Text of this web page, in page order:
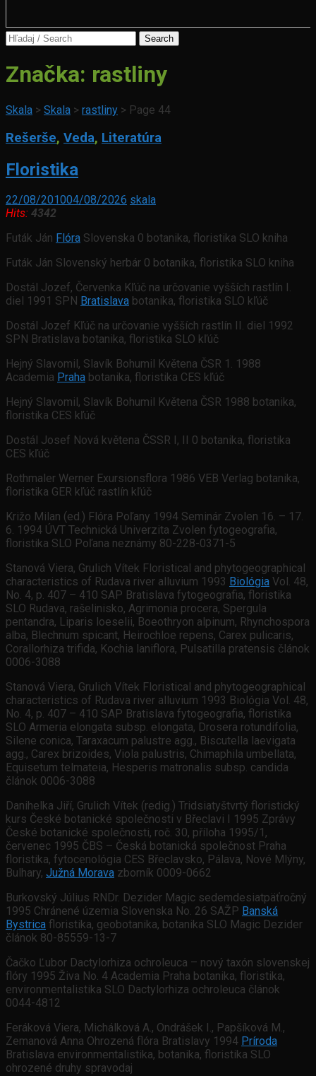
Search
Značka: rastliny
Skala > Skala > rastliny > Page 44
Rešerše, Veda, Literatúra
Floristika
22/08/201004/08/2026 skala
Hits: 4342
Futák Ján Flóra Slovenska 0 botanika, floristika SLO kniha
Futák Ján Slovenský herbár 0 botanika, floristika SLO kniha
Dostál Jozef, Červenka Kľúč na určovanie vyšších rastlín I.
diel 1991 SPN Bratislava botanika, floristika SLO kľúč
Dostál Jozef Kľúč na určovanie vyšších rastlín II. diel 1992
SPN Bratislava botanika, floristika SLO kľúč
Hejný Slavomil, Slavík Bohumil Květena ČSR 1. 1988
Academia Praha botanika, floristika CES kľúč
Hejný Slavomil, Slavík Bohumil Květena ČSR 1988 botanika,
floristika CES kľúč
Dostál Josef Nová květena ČSSR I, II 0 botanika, floristika
CES kľúč
Rothmaler Werner Exursionsflora 1986 VEB Verlag botanika,
floristika GER kľúč rastlín kľúč
Križo Milan (ed.) Flóra Poľany 1994 Seminár Zvolen 16. – 17.
6. 1994 ÚVT Technická Univerzita Zvolen fytogeografia,
floristika SLO Poľana neznámy 80-228-0371-5
Stanová Viera, Grulich Vítek Floristical and phytogeographical
characteristics of Rudava river alluvium 1993 Biológia Vol. 48,
No. 4, p. 407 – 410 SAP Bratislava fytogeografia, floristika
SLO Rudava, rašelinisko, Agrimonia procera, Spergula
pentandra, Liparis loeselii, Boeothryon alpinum, Rhynchospora
alba, Blechnum spicant, Heirochloe repens, Carex pulicaris,
Corallorhiza trifida, Kochia laniflora, Pulsatilla pratensis článok
0006-3088
Stanová Viera, Grulich Vítek Floristical and phytogeographical
characteristics of Rudava river alluvium 1993 Biológia Vol. 48,
No. 4, p. 407 – 410 SAP Bratislava fytogeografia, floristika
SLO Armeria elongata subsp. elongata, Drosera rotundifolia,
Silene conica, Taraxacum palustre agg., Biscutella laevigata
agg., Carex brizoides, Viola palustris, Chimaphila umbellata,
Equisetum telmateia, Hesperis matronalis subsp. candida
článok 0006-3088
Danihelka Jiří, Grulich Vítek (redig.) Tridsiatyštvrtý floristický
kurs České botanické společnosti v Břeclavi I 1995 Zprávy
České botanické společnosti, roč. 30, příloha 1995/1,
červenec 1995 ČBS – Česká botanická společnost Praha
floristika, fytocenológia CES Břeclavsko, Pálava, Nové Mlýny,
Bulhary, Južná Morava zborník 0009-0662
Burkovský Július RNDr. Dezider Magic sedemdesiatpäťročný
1995 Chránené územia Slovenska No. 26 SAŽP Banská
Bystrica floristika, geobotanika, botanika SLO Magic Dezider
článok 80-85559-13-7
Čačko Ľubor Dactylorhiza ochroleuca – nový taxón slovenskej
flóry 1995 Živa No. 4 Academia Praha botanika, floristika,
environmentalistika SLO Dactylorhiza ochroleuca článok
0044-4812
Feráková Viera, Michálková A., Ondrášek I., Papšíková M.,
Zemanová Anna Ohrozená flóra Bratislavy 1994 Príroda
Bratislava environmentalistika, botanika, floristika SLO
ohrozené druhy spravodaj